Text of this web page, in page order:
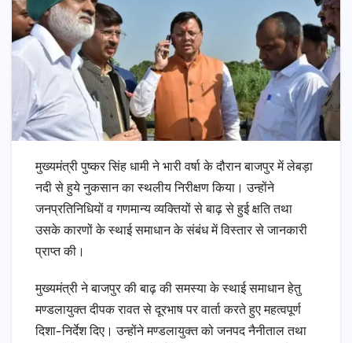
मुख्यमंत्री पुष्कर सिंह धामी ने भारी वर्षा के दौरान बाजपुर में लेबड़ा
नदी से हुये नुकसान का स्थलीय निरीक्षण किया। उन्होंने
जनप्रतिनिधियों व गणमान्य व्यक्तियों से बाढ़ से हुई क्षति तथा
उसके कारणों के स्थाई समाधान के संबंध में विस्तार से जानकारी
प्राप्त की।
मुख्यमंत्री ने बाजपुर की बाढ़ की समस्या के स्थाई समाधान हेतु
मण्डलायुक्त दीपक रावत से दूरभाष पर वार्ता करते हुए महत्वपूर्ण
दिशा-निर्देश दिए। उन्होंने मण्डलायुक्त को जनपद नैनीताल तथा